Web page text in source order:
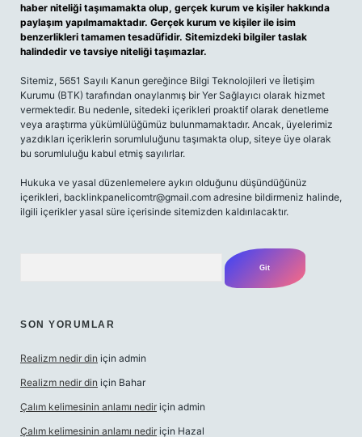
haber niteliği taşımamakta olup, gerçek kurum ve kişiler hakkında
paylaşım yapılmamaktadır. Gerçek kurum ve kişiler ile isim
benzerlikleri tamamen tesadüfidir. Sitemizdeki bilgiler taslak
halindedir ve tavsiye niteliği taşımazlar.
Sitemiz, 5651 Sayılı Kanun gereğince Bilgi Teknolojileri ve İletişim
Kurumu (BTK) tarafından onaylanmış bir Yer Sağlayıcı olarak hizmet
vermektedir. Bu nedenle, sitedeki içerikleri proaktif olarak denetleme
veya araştırma yükümlülüğümüz bulunmamaktadır. Ancak, üyelerimiz
yazdıkları içeriklerin sorumluluğunu taşımakta olup, siteye üye olarak
bu sorumluluğu kabul etmiş sayılırlar.
Hukuka ve yasal düzenlemelere aykırı olduğunu düşündüğünüz
içerikleri, backlinkpanelicomtr@gmail.com adresine bildirmeniz halinde,
ilgili içerikler yasal süre içerisinde sitemizden kaldırılacaktır.
SON YORUMLAR
Realizm nedir din için admin
Realizm nedir din için Bahar
Çalım kelimesinin anlamı nedir için admin
Çalım kelimesinin anlamı nedir için Hazal